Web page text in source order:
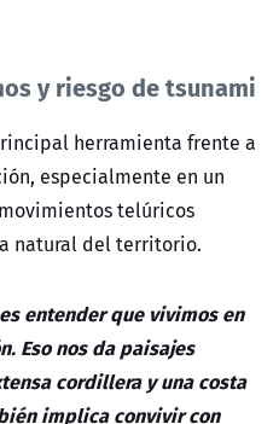
y riesgo de tsunami
herramienta frente a
especialmente en un
telúricos
natural del territorio.
entender que vivimos en
Eso nos da paisajes
cordillera y una costa
implica convivir con